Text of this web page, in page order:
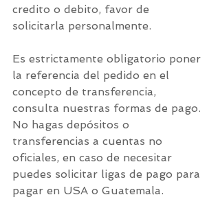
credito o debito, favor de
solicitarla personalmente.
Es estrictamente obligatorio poner
la referencia del pedido en el
concepto de transferencia,
consulta nuestras formas de pago.
No hagas depósitos o
transferencias a cuentas no
oficiales, en caso de necesitar
puedes solicitar ligas de pago para
pagar en USA o Guatemala.